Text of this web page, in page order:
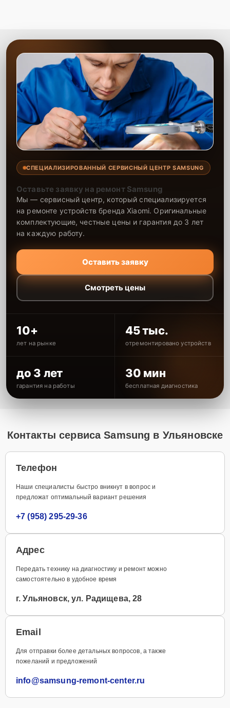
СПЕЦИАЛИЗИРОВАННЫЙ СЕРВИСНЫЙ ЦЕНТР SAMSUNG
Оставьте заявку на ремонт Samsung
Мы — сервисный центр, который специализируется
на ремонте устройств бренда Xiaomi. Оригинальные
комплектующие, честные цены и гарантия до 3 лет
на каждую работу.
Оставить заявку
Смотреть цены
10+
лет на рынке
45 тыс.
отремонтировано устройств
до 3 лет
гарантия на работы
30 мин
бесплатная диагностика
Контакты сервиса Samsung в Ульяновске
Телефон
Наши специалисты быстро вникнут в вопрос и
предложат оптимальный вариант решения
+7 (958) 295-29-36
Адрес
Передать технику на диагностику и ремонт можно
самостоятельно в удобное время
г. Ульяновск, ул. Радищева, 28
Email
Для отправки более детальных вопросов, а также
пожеланий и предложений
info@samsung-remont-center.ru